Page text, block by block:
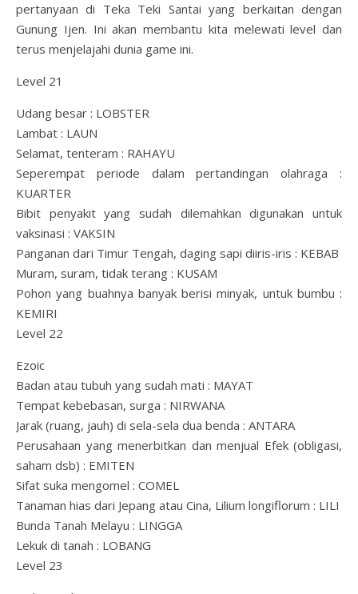
pertanyaan di Teka Teki Santai yang berkaitan dengan
Gunung Ijen. Ini akan membantu kita melewati level dan
terus menjelajahi dunia game ini.
Level 21
Udang besar : LOBSTER
Lambat : LAUN
Selamat, tenteram : RAHAYU
Seperempat periode dalam pertandingan olahraga :
KUARTER
Bibit penyakit yang sudah dilemahkan digunakan untuk
vaksinasi : VAKSIN
Panganan dari Timur Tengah, daging sapi diiris-iris : KEBAB
Muram, suram, tidak terang : KUSAM
Pohon yang buahnya banyak berisi minyak, untuk bumbu :
KEMIRI
Level 22
Ezoic
Badan atau tubuh yang sudah mati : MAYAT
Tempat kebebasan, surga : NIRWANA
Jarak (ruang, jauh) di sela-sela dua benda : ANTARA
Perusahaan yang menerbitkan dan menjual Efek (obligasi,
saham dsb) : EMITEN
Sifat suka mengomel : COMEL
Tanaman hias dari Jepang atau Cina, Lilium longiflorum : LILI
Bunda Tanah Melayu : LINGGA
Lekuk di tanah : LOBANG
Level 23